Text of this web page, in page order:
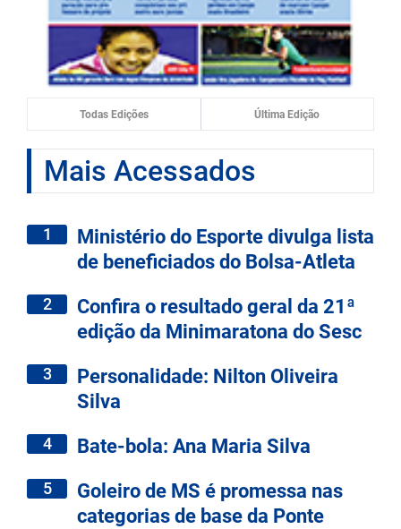
Todas Edições Última Edição
Mais Acessados
1
Ministério do Esporte divulga lista
de beneficiados do Bolsa-Atleta
2
Confira o resultado geral da 21ª
edição da Minimaratona do Sesc
3
Personalidade: Nilton Oliveira
Silva
4 Bate-bola: Ana Maria Silva
5
Goleiro de MS é promessa nas
categorias de base da Ponte